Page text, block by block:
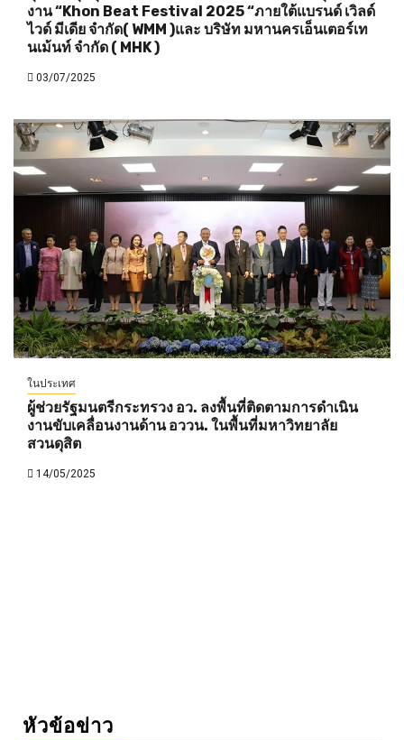
งาน “Khon Beat Festival 2025 “ภายใต้แบรนด์ เวิลด์
ไวด์ มีเดีย จำกัด( WMM )และ บริษัท มหานครเอ็นเตอร์เท
นเม้นท์ จำกัด ( MHK )
03/07/2025
ในประเทศ
ผู้ช่วยรัฐมนตรีกระทรวง อว. ลงพื้นที่ติดตามการดำเนิน
งานขับเคลื่อนงานด้าน อววน. ในพื้นที่มหาวิทยาลัย
สวนดุสิต
14/05/2025
หัวข้อข่าว